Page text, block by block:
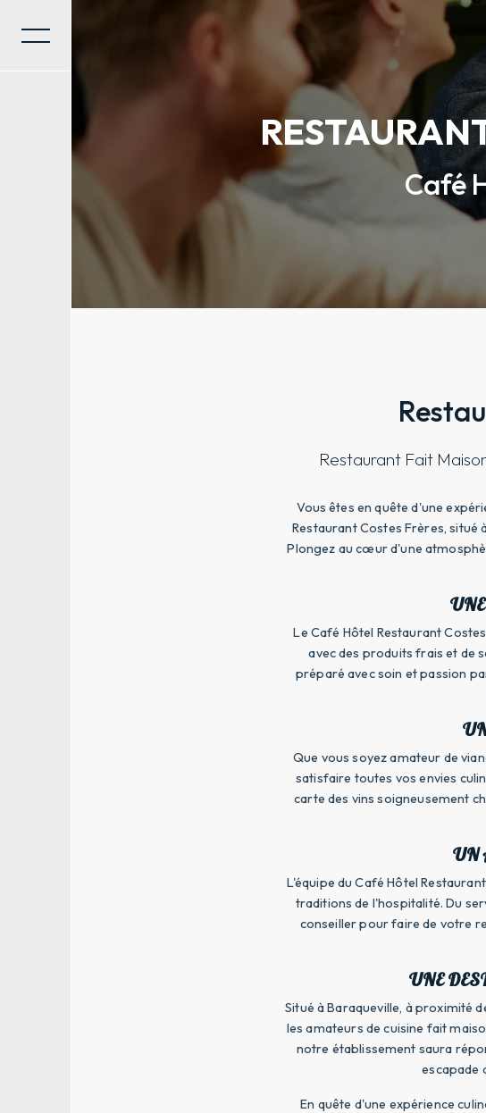
Café
Restaurant Fait
Vous êtes en quête d'une
Restaurant Costes Frères, situé
Plongez au cœur d'une
Le Café Hôtel Restaurant
avec des produits frais et de
préparé avec soin et passion
Que vous soyez amateur de
satisfaire toutes vos envies
carte des vins soigneusement
UN
L'équipe du Café Hôtel
traditions de l'hospitalité. Du
conseiller pour faire de votre
UNE
Situé à Baraqueville, à proximité
les amateurs de cuisine fait
notre établissement saura
escapade
En quête d'une expérience